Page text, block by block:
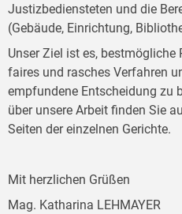
Justizbediensteten und die
(Gebäude, Einrichtung,
Unser Ziel ist es,
faires und rasches Verfahren
empfundene Entscheidung zu
über unsere Arbeit finden Sie
Seiten der einzelnen Gerichte.
Mit herzlichen Grüßen
Mag. Katharina LEHMAYER